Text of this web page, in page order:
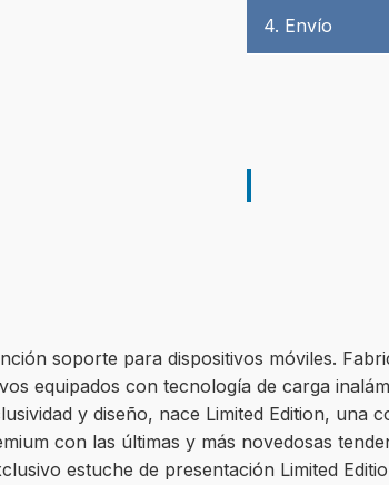
4. Envío
soporte para dispositivos móviles.
equipados con tecnología de carga
y diseño, nace Limited Edition, una
con las últimas y más novedosas
estuche de presentación Limited